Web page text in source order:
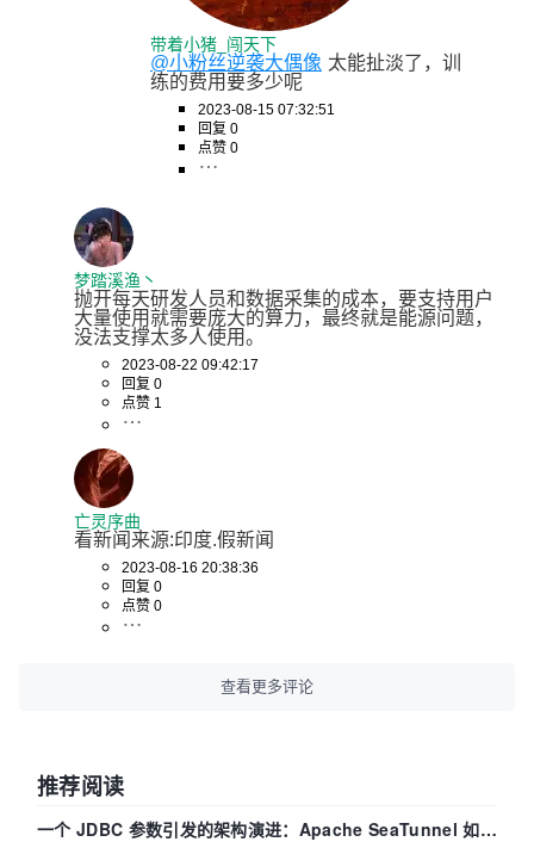
带着小猪_闯天下
@小粉丝逆袭大偶像 太能扯淡了，训
练的费用要多少呢
2023-08-15 07:32:51
回复 0
点赞 0
梦踏溪渔丶
抛开每天研发人员和数据采集的成本，要支持用户
大量使用就需要庞大的算力，最终就是能源问题，
没法支撑太多人使用。
2023-08-22 09:42:17
回复 0
点赞 1
亡灵序曲
看新闻来源:印度.假新闻
2023-08-16 20:38:36
回复 0
点赞 0
查看更多评论
推荐阅读
一个 JDBC 参数引发的架构演进：Apache SeaTunnel 如何